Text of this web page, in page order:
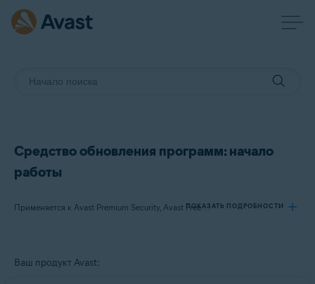
Средство обновления программ: начало
работы
Применяется к Avast Premium Security, Avast Free Antivirus, Avast One
ПОКАЗАТЬ ПОДРОБНОСТИ
Продукты:
Ваш продукт Avast: